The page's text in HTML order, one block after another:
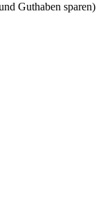
Guthaben sparen)